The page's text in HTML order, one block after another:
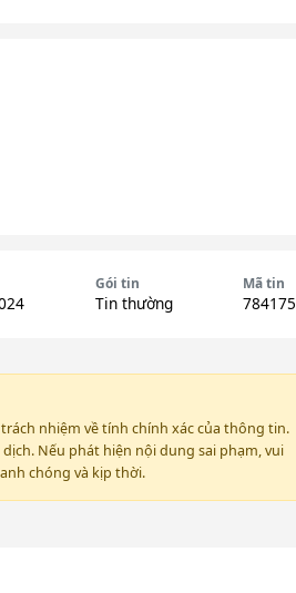
Gói tin
Tin thường
Mã tin
784175
nhiệm về tính chính xác của thông tin.
Nếu phát hiện nội dung sai phạm, vui
chóng và kịp thời.